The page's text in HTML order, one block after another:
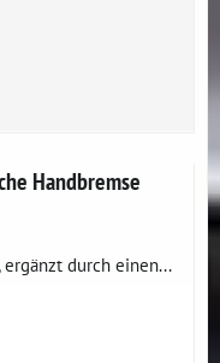
Handbremse
ergänzt durch einen...